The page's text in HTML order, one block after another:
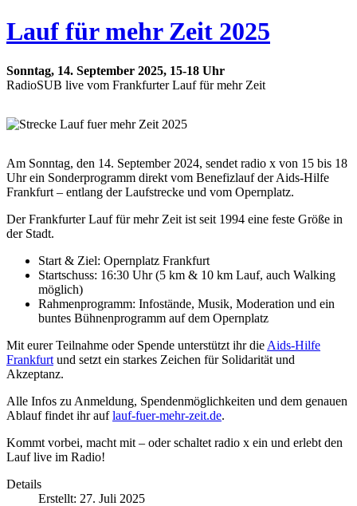
Lauf für mehr Zeit 2025
Sonntag, 14. September 2025, 15-18 Uhr
RadioSUB live vom Frankfurter Lauf für mehr Zeit
Am Sonntag, den 14. September 2024, sendet radio x von 15 bis 18
Uhr ein Sonderprogramm direkt vom Benefizlauf der Aids-Hilfe
Frankfurt – entlang der Laufstrecke und vom Opernplatz.
Der Frankfurter Lauf für mehr Zeit ist seit 1994 eine feste Größe in
der Stadt.
Start & Ziel: Opernplatz Frankfurt
Startschuss: 16:30 Uhr (5 km & 10 km Lauf, auch Walking
möglich)
Rahmenprogramm: Infostände, Musik, Moderation und ein
buntes Bühnenprogramm auf dem Opernplatz
Mit eurer Teilnahme oder Spende unterstützt ihr die Aids-Hilfe
Frankfurt und setzt ein starkes Zeichen für Solidarität und
Akzeptanz.
Alle Infos zu Anmeldung, Spendenmöglichkeiten und dem genauen
Ablauf findet ihr auflauf-fuer-mehr-zeit.de.
Kommt vorbei, macht mit – oder schaltet radio x ein und erlebt den
Lauf live im Radio!
Details
Erstellt: 27. Juli 2025